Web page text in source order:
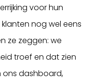
voor hun
nog wel eens
ze zeggen: we
troef en dat zien
ons dashboard,